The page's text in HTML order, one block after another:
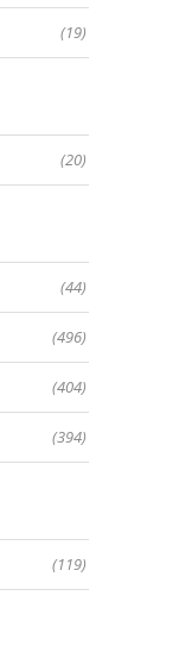
(19)
(20)
(44)
(496)
(404)
(394)
(119)